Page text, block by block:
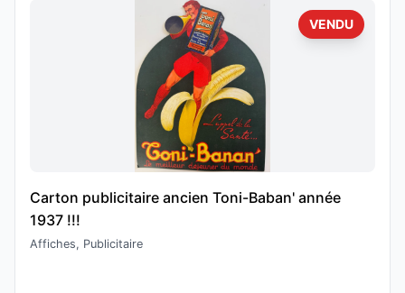
VENDU
Carton publicitaire ancien Toni-Baban' année
1937 !!!
Affiches, Publicitaire